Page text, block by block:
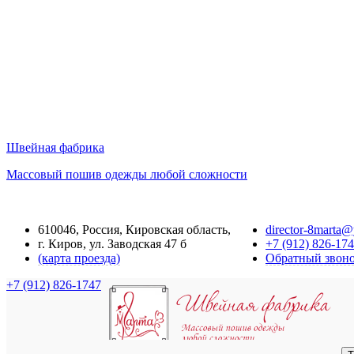
Швейная фабрика
Массовый пошив одежды любой сложности
610046, Россия, Кировская область,
г. Киров, ул. Заводская 47 б
(карта проезда)
director-
+7 (912) 826-
Обратный
+7 (912) 826-1747